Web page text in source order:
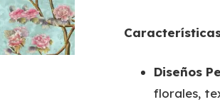
Diseños
florales,